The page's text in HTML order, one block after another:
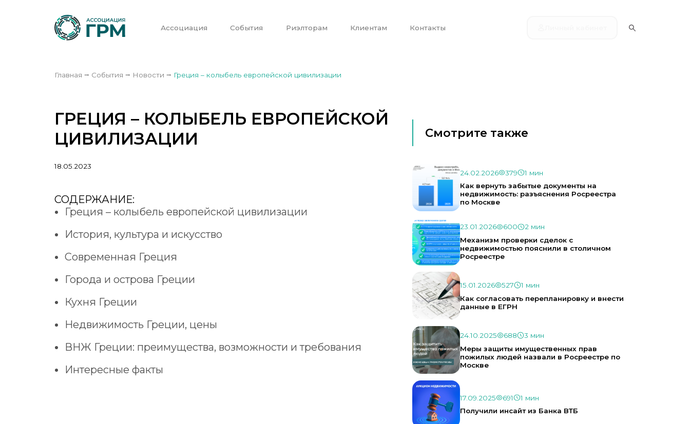
Ассоциация События Риэлторам Клиентам Контакты
Главная ⭢ События ⭢ Новости ⭢ Греция – колыбель европейской цивилизации
ГРЕЦИЯ – КОЛЫБЕЛЬ ЕВРОПЕЙСКОЙ
ЦИВИЛИЗАЦИИ
18.05.2023
СОДЕРЖАНИЕ:
Греция – колыбель европейской цивилизации
История, культура и искусство
Современная Греция
Города и острова Греции
Кухня Греции
Недвижимость Греции, цены
ВНЖ Греции: преимущества, возможности и требования
Интересные факты
Смотрите также
24.02.2026 379
1 мин
Как вернуть забытые документы на
недвижимость: разъяснения Росреестра
по Москве
23.01.2026 600
2 мин
Механизм проверки сделок с
недвижимостью пояснили в столичном
Росреестре
15.01.2026 527
1 мин
Как согласовать перепланировку и внести
данные в ЕГРН
24.10.2025 688
3 мин
Меры защиты имущественных прав
пожилых людей назвали в Росреестре по
Москве
17.09.2025 691
1 мин
Получили инсайт из Банка ВТБ